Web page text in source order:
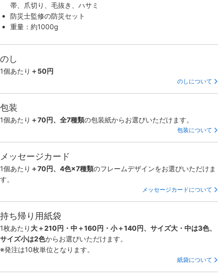
帯、爪切り、毛抜き、ハサミ
防災士監修の防災セット
重量：約1000g
のし
1個あたり ＋50円
のしについて
包装
1個あたり ＋70円、全7種類の包装紙からお選びいただけます。
包装について
メッセージカード
1個あたり ＋70円、4色×7種類のフレームデザインをお選びいただけま
す。
メッセージカードについて
持ち帰り用紙袋
1枚あたり 大＋210円・中＋160円・小＋140円、サイズ大・中は3色、
サイズ小は2色からお選びいただけます。
※発注は10枚単位となります。
紙袋について